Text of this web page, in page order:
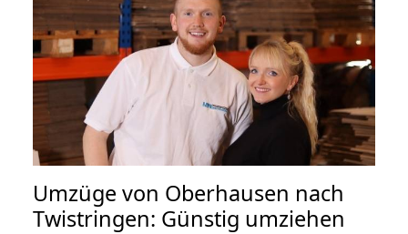
Umzüge von Oberhausen nach
Twistringen: Günstig umziehen